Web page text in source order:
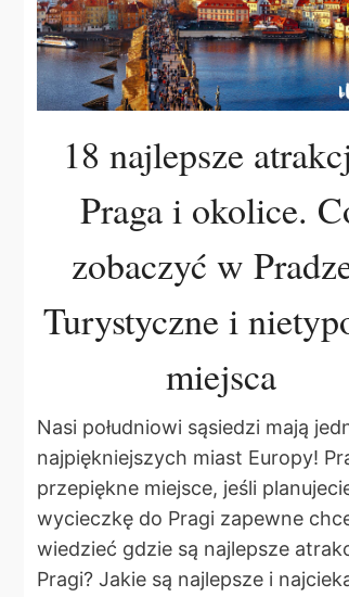
18 najlepsze
Praga i okolice.
zobaczyć w
Turystyczne i
miejsca
Nasi południowi sąsiedzi mają
najpiękniejszych miast Europy!
przepiękne miejsce, jeśli
wycieczkę do Pragi zapewne
wiedzieć gdzie są najlepsze
Pragi? Jakie są najlepsze i